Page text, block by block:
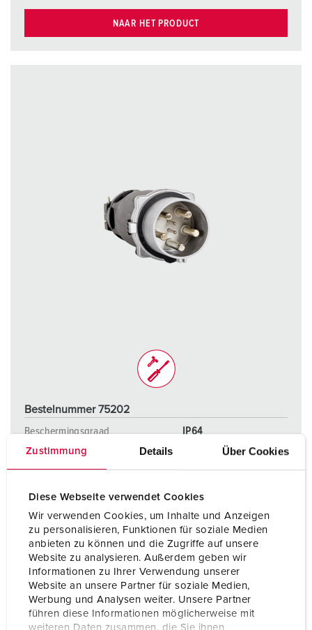
Zustimmung Details Über Cookies
Diese Webseite verwendet Cookies
Wir verwenden Cookies, um Inhalte und Anzeigen
zu personalisieren, Funktionen für soziale Medien
anbieten zu können und die Zugriffe auf unsere
Website zu analysieren. Außerdem geben wir
Informationen zu Ihrer Verwendung unserer
Website an unsere Partner für soziale Medien,
Werbung und Analysen weiter. Unsere Partner
führen diese Informationen möglicherweise mit
weiteren Daten zusammen, die Sie ihnen
NAAR HET PRODUCT
Bestelnummer 75202
Beschermingsgraad
IP64
Voltage 500 V
Aansluittechniek schroefklemmen
NAAR HET PRODUCT